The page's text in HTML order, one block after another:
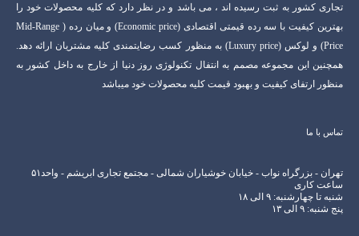
تجاری کشور به ثبت رسیده اند ، می باشد و در نظر دارد که کلیه محصولات خود را
بهترین کیفیت با سه رده قیمتی اقتصادی (Economic price) و میان رده ( Mid-Range
Price) و لوکس (Luxury price) به منظور کسب رضایتمندی کلیه مشتریان ارائه دهد.
همچنین این مجموعه مصمم به انتفال تکنولوژی روز دنیا از خارج به داخل کشور به
منظور ارتفای کیفیت و بهبود قیمت کلیه محصولات خود میباشد
تماس با ما
تهران - بزرگراه نواب - خیابان خوشیاران شمالی - مجتمع تجاری ابریشم - واحد۵۱
ساعت کاری
شنبه تا چهارشنبه: ۹ الی ۱۸
پنج شنبه: ۹ الی ۱۳